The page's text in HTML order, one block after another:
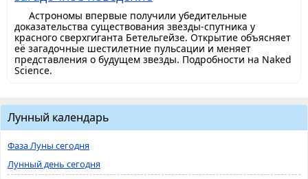
Астрономы впервые получили убедительные
доказательства существования звезды-спутника у
красного сверхгиганта Бетельгейзе. Открытие объясняет
её загадочные шестилетние пульсации и меняет
представления о будущем звезды. Подробности на Naked
Science.
Лунный календарь
Фаза Луны сегодня
Лунный день сегодня